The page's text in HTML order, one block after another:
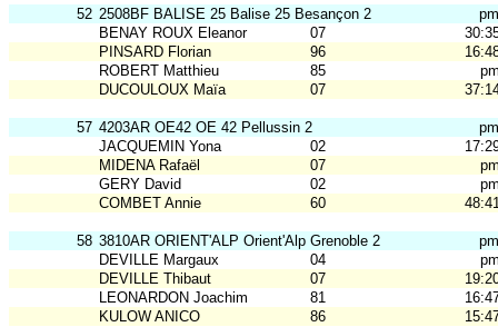
52 2508BF BALISE 25 Balise 25 Besançon 2
pm
BENAY ROUX Eleanor
07
PINSARD Florian
96
ROBERT Matthieu
85
DUCOULOUX Maïa
07
57 4203AR OE42 OE 42 Pellussin 2
pm
JACQUEMIN Yona
02
MIDENA Rafaël
07
GERY David
02
COMBET Annie
60
58 3810AR ORIENT'ALP Orient'Alp Grenoble 2
pm
DEVILLE Margaux
04
DEVILLE Thibaut
07
LEONARDON Joachim
81
KULOW ANICO
86